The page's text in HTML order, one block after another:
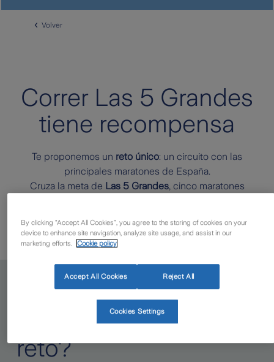
Volver
Correr Las 5 Grandes
tiene recompensa
Te proponemos un reto único: un circuito con las
principales maratones de España.
Cruza la meta de Las 5 Grandes, cinco maratones
¿Qué carreras debo
acabar para superar el
reto?
By clicking “Accept All Cookies”, you agree to the storing of cookies on your
device to enhance site navigation, analyze site usage, and assist in our
marketing efforts.
Cookie policy
Accept All Cookies Reject All
Cookies Settings